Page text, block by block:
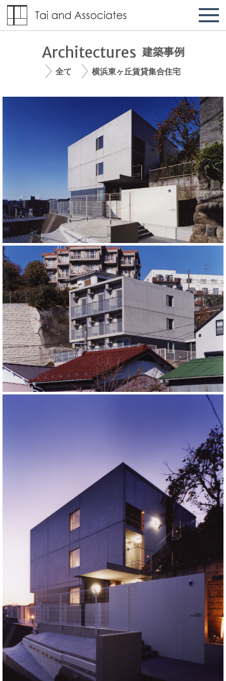
Architectures 建築事例
全て 横浜東ヶ丘賃貸集合住宅